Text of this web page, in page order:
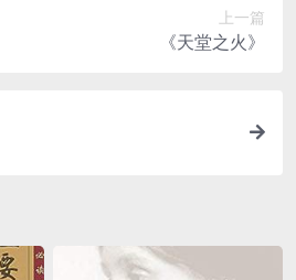
上一篇
《天堂之火》